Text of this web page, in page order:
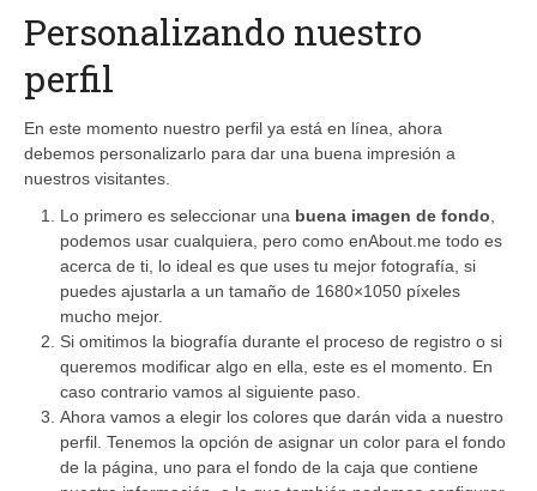
Personalizando nuestro
perfil
En este momento nuestro perfil ya está en línea, ahora
debemos personalizarlo para dar una buena impresión a
nuestros visitantes.
Lo primero es seleccionar una buena imagen de fondo
podemos usar cualquiera, pero como enAbout.me todo es
acerca de ti, lo ideal es que uses tu mejor fotografía, si
puedes ajustarla a un tamaño de 1680×1050 píxeles
mucho mejor.
Si omitimos la biografía durante el proceso de registro o si
queremos modificar algo en ella, este es el momento. En
caso contrario vamos al siguiente paso.
Ahora vamos a elegir los colores que darán vida a nuestro
perfil. Tenemos la opción de asignar un color para el fondo
de la página, uno para el fondo de la caja que contiene